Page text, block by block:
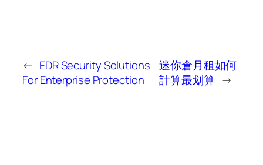
← EDR Security Solutions
For Enterprise Protection
迷你倉月租如何
計算最划算 →